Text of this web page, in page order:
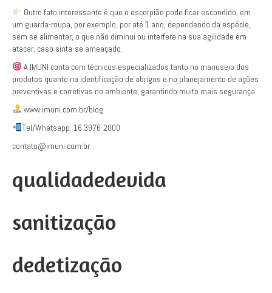
Outro fato interessante é que o escorpião pode ficar escondido, em
um guarda-roupa, por exemplo, por até 1 ano, dependendo da espécie,
sem se alimentar, o que não diminui ou interfere na sua agilidade em
atacar, caso sinta-se ameaçado.
A IMUNI conta com técnicos especializados tanto no manuseio dos
produtos quanto na identificação de abrigos e no planejamento de ações
preventivas e corretivas no ambiente, garantindo muito mais segurança.
www.imuni.com.br/blog
Tel/Whatsapp: 16 3976-2000
contato@imuni.com.br
qualidadedevida
sanitização
dedetização